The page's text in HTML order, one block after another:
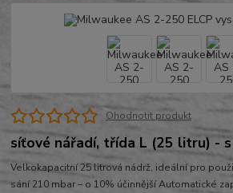
Ohodnotit produkt
síťové nářadí, třída L (25 litru) -
Velkokapacitní 25 litrová nádrž, ideální pro
sání 210 mbar – o 10% účinnější Automatické